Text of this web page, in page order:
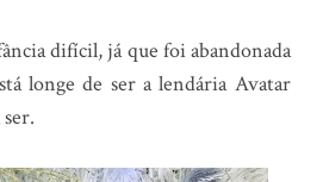
difícil, já que foi abandonada
longe de ser a lendária Avatar